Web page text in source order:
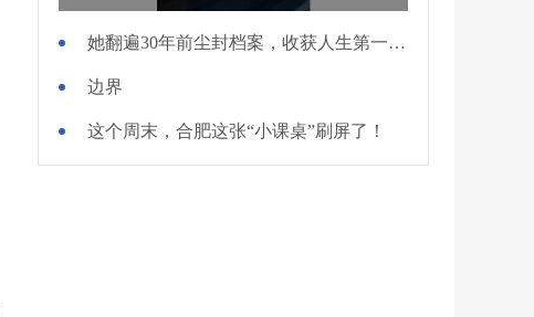
她翻遍30年前尘封档案，收获人生第一面锦旗
边界
这个周末，合肥这张“小课桌”刷屏了！